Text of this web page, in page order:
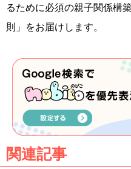
るために必須の親子関係構
則」をお届けします。
関連記事